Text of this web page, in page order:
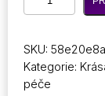
Face
Cube
Beauty
Anti
SKU:
Kategorie:
péče